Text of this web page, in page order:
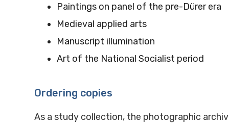
Paintings on panel of the pre-Dürer era
Medieval applied arts
Manuscript illumination
Art of the National Socialist period
Ordering copies
As a study collection, the photographic